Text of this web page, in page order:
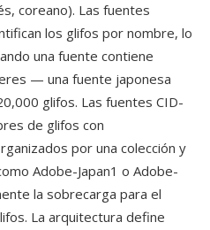
coreano). Las fuentes
los glifos por nombre, lo
una fuente contiene
— una fuente japonesa
glifos. Las fuentes CID-
de glifos con
por una colección y
Adobe-Japan1 o Adobe-
la sobrecarga para el
La arquitectura define